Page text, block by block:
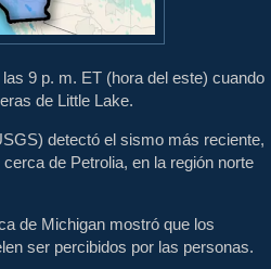
9 p. m. ET (hora del este) cuando
de Little Lake.
detectó el sismo más reciente,
de Petrolia, en la región norte
de Michigan mostró que los
ser percibidos por las personas.